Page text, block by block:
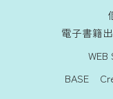
電子書籍
BASE